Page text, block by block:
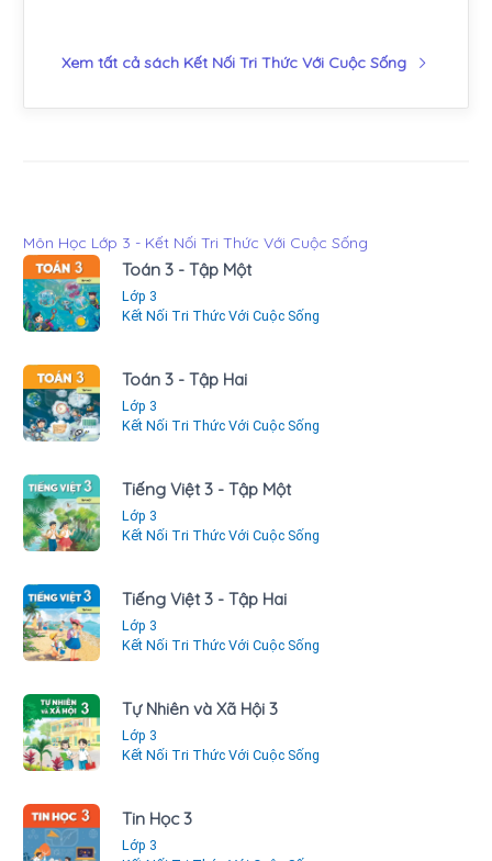
Xem tất cả sách Kết Nối Tri Thức Với Cuộc Sống
Môn Học Lớp 3 - Kết Nối Tri Thức Với Cuộc Sống
Toán 3 - Tập Một
Lớp 3
Kết Nối Tri Thức Với Cuộc Sống
Toán 3 - Tập Hai
Lớp 3
Kết Nối Tri Thức Với Cuộc Sống
Tiếng Việt 3 - Tập Một
Lớp 3
Kết Nối Tri Thức Với Cuộc Sống
Tiếng Việt 3 - Tập Hai
Lớp 3
Kết Nối Tri Thức Với Cuộc Sống
Tự Nhiên và Xã Hội 3
Lớp 3
Kết Nối Tri Thức Với Cuộc Sống
Tin Học 3
Lớp 3